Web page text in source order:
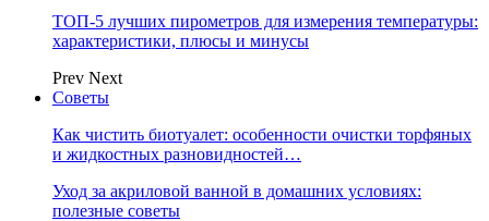
ТОП-5 лучших пирометров для измерения температуры:
характеристики, плюсы и минусы
Prev Next
Советы
Как чистить биотуалет: особенности очистки торфяных
и жидкостных разновидностей…
Уход за акриловой ванной в домашних условиях:
полезные советы